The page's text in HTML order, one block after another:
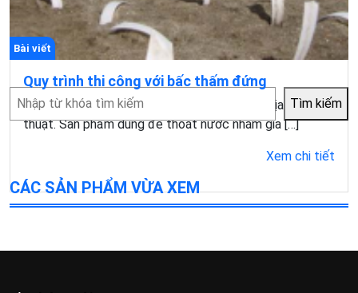
Bài viết
Quy trình thi công với bấc thấm đứng
Bấc thấm đứng là một trong những vật liệu địa kỹ
thuật. Sản phẩm dùng để thoát nước nhằm gia […]
Xem chi tiết
Tìm
kiếm
Tìm kiếm
CÁC SẢN PHẨM VỪA XEM